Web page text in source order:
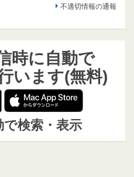
不適切情報の通報
時に自動で
います(無料)
検索・表示